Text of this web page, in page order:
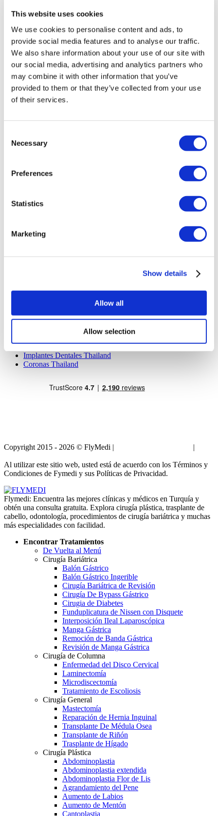
This website uses cookies
We use cookies to personalise content and ads, to
provide social media features and to analyse our traffic.
We also share information about your use of our site with
our social media, advertising and analytics partners who
may combine it with other information that you’ve
provided to them or that they’ve collected from your use
of their services.
Selection
Necessary
Preferences
Statistics
Marketing
Show details
Allow all
Allow selection
Implantes Dentales Turquía
Coronas Turquía
Liposucción Turquía
Cirugía Bariátrica Turquía
Cirugía De Bypass Gástrico Turquía
Odontología Turquía
Levantamiento De Glúteos Brasileño Turquía
Trasplante Capilar Turquía
Cirugía Plástica Turquía
Sonrisa De Hollywood Turquía
Clínicas Populares
Dentavivo
Dr. Implant Dentist
Kamol Cosmetic Hospital
Tratamientos Populares en Thailand
Rinoplastia Thailand
Implantes De Pecho Thailand
Implantes Dentales Thailand
Coronas Thailand
Copyright 2015 - 2026 © FlyMedi |
|
Al utilizar este sitio web, usted está de acuerdo con los Términos y
Condiciones de Fymedi y sus Políticas de Privacidad.
Flymedi: Encuentra las mejores clínicas y médicos en Turquía y
obtén una consulta gratuita. Explora cirugía plástica, trasplante de
cabello, odontología, procedimientos de cirugía bariátrica y muchas
más especialidades con facilidad.
Encontrar Tratamientos
De Vuelta al Menú
Cirugía Bariátrica
Balón Gástrico
Balón Gástrico Ingerible
Cirugía Bariátrica de Revisión
Cirugía De Bypass Gástrico
Cirugia de Diabetes
Funduplicatura de Nissen con Disquete
Interposición IIeal Laparoscópica
Manga Gástrica
Remoción de Banda Gástrica
Revisión de Manga Gástrica
Cirugía de Columna
Enfermedad del Disco Cervical
Laminectomía
Microdiscectomía
Tratamiento de Escoliosis
Cirugía General
Mastectomía
Reparación de Hernia Inguinal
Transplante De Médula Osea
Transplante de Riñón
Trasplante de Hígado
Cirugía Plástica
Abdominoplastia
Abdominoplastia extendida
Abdominoplastia Flor de Lis
Agrandamiento del Pene
Aumento de Labios
Aumento de Mentón
Cantoplastia